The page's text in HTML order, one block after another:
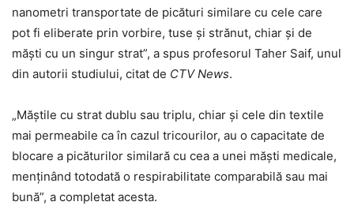
nanometri transportate de picături similare cu cele care
pot fi eliberate prin vorbire, tuse și strănut, chiar și de
măști cu un singur strat”, a spus profesorul Taher Saif, unul
din autorii studiului, citat de CTV News.
„Măștile cu strat dublu sau triplu, chiar și cele din textile
mai permeabile ca în cazul tricourilor, au o capacitate de
blocare a picăturilor similară cu cea a unei măști medicale,
menținând totodată o respirabilitate comparabilă sau mai
bună”, a completat acesta.